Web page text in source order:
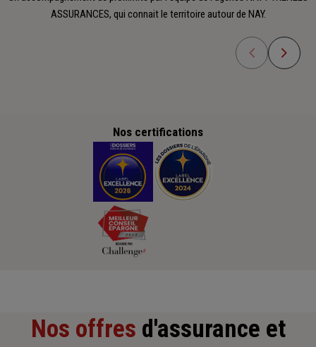
ASSURANCES, qui connait le territoire autour de NAY.
Nos certifications
Nos offres d'assurance et